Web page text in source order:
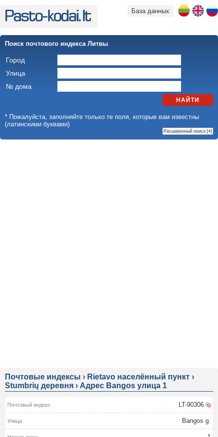
База данных
Поиск почтового индекса Литвы
Город
Улица
№ дома
НАЙТИ
* Пожалуйста, заполняйте только те поля, которые вам известны
(латинскими буквами)
Расширенный поиск [+]
Почтовые индексы › Rietavo населённый пункт ›
Stumbrių деревня › Адрес Bangos улица 1
LT-90306
Bangos g.